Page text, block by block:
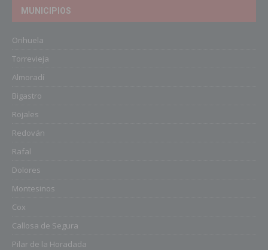
MUNICIPIOS
Orihuela
Torrevieja
Almoradí
Bigastro
Rojales
Redován
Rafal
Dolores
Montesinos
Cox
Callosa de Segura
Pilar de la Horadada